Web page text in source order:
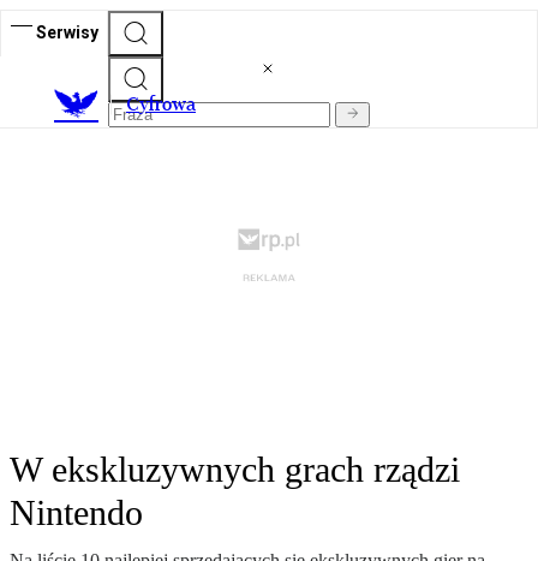
Serwisy
Cyfrowa
W ekskluzywnych grach rządzi
Nintendo